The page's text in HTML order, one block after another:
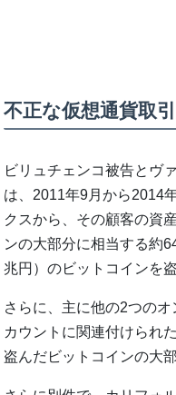
不正な仮想通貨取
ビリュチェンコ被告とヴ
は、2011年9月から2014
クスから、その顧客の資
ンの大部分に相当する約
兆円）のビットコインを
さらに、主に他の2つの
カウントに関連付けられ
盗んだビットコインの大